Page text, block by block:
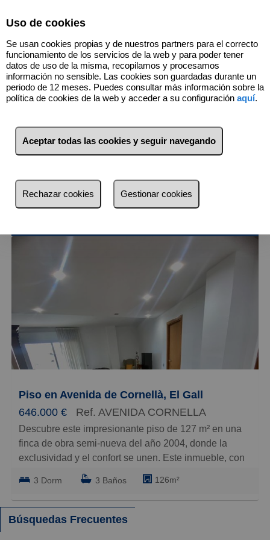
1 Inmuebles Esplugues de Llobregat
(Barcelona)
Lista Mapa
más reciente
Menos reciente
Grandes
Piso en Avenida de Cornellà, El Gall
646.000 €
Ref. AVENIDA CORNELLA
Descubre este impresionante piso de 127 m² en una
finca de obra semi-nueva del año 2004, donde la
exclusividad y el confort se unen. Este inmueble, con
calidades excelentes, ofrece una distribución inusual
que maximiza cada rincón. Con tres habitaciones, dos
de ellas dobles con baño en suite, y una habitación
individual, es ideal para familias que buscan espacio
3 Dorm 3 Baños 126m²
Búsquedas Frecuentes
Uso de cookies
Se usan cookies propias y de nuestros partners para el correcto
funcionamiento de los servicios de la web y para poder tener
datos de uso de la misma, recopilamos y procesamos
información no sensible. Las cookies son guardadas durante un
periodo de 12 meses. Puedes consultar más información sobre la
política de cookies de la web y acceder a su configuración aquí.
Aceptar todas las cookies y seguir navegando
Rechazar cookies Gestionar cookies